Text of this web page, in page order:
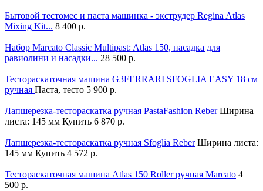
Бытовой тестомес и паста машинка - экструдер Regina Atlas
Mixing Kit... 8 400 р.
Набор Marcato Classic Multipast: Atlas 150, насадка для
равиолини и насадки... 28 500 р.
Тестораскаточная машина G3FERRARI SFOGLIA EASY 18 см
ручная Паста, тесто 5 900 р.
Лапшерезка-тестораскатка ручная PastaFashion Reber Ширина
листа: 145 мм Купить 6 870 р.
Лапшерезка-тестораскатка ручная Sfoglia Reber Ширина листа:
145 мм Купить 4 572 р.
Тестораскаточная машина Atlas 150 Roller ручная Marcato 4
500 р.